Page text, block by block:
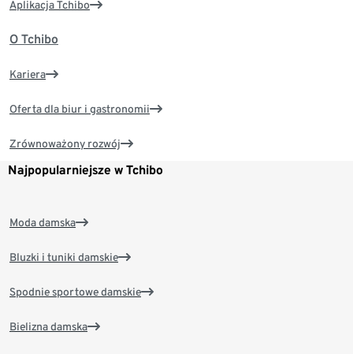
Aplikacja Tchibo
O Tchibo
Kariera
Oferta dla biur i gastronomii
Zrównoważony rozwój
Najpopularniejsze w Tchibo
Moda damska
Bluzki i tuniki damskie
Spodnie sportowe damskie
Bielizna damska